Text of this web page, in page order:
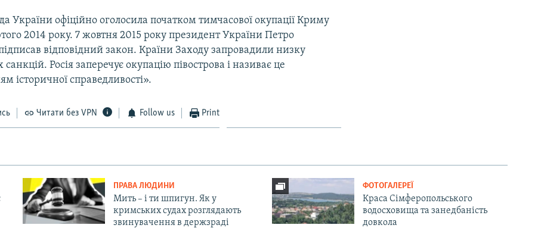
України офіційно оголосила початком тимчасової окупації Криму
2014 року. 7 жовтня 2015 року президент України Петро
відповідний закон. Країни Заходу запровадили низку
Росія заперечує окупацію півострова і називає це
історичної справедливості».
Читати без VPN Follow us Print
ПРАВА ЛЮДИНИ
Мить – і ти шпигун. Як у
кримських судах розглядають
звинувачення в держзраді
ФОТОГАЛЕРЕЇ
Краса Сімферопольського
водосховища та занедбаність
довкола